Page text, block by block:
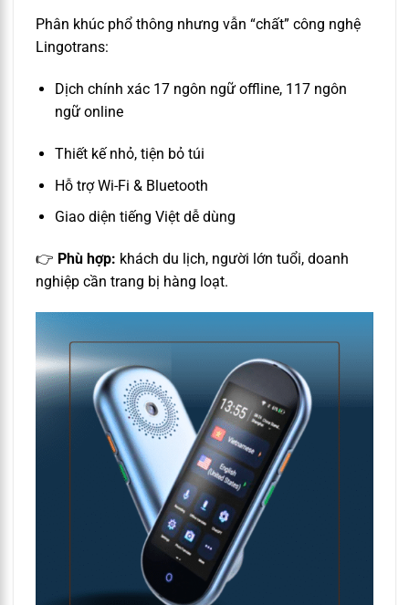
Phân khúc phổ thông nhưng vẫn “chất” công nghệ
Lingotrans:
Dịch chính xác 17 ngôn ngữ offline, 117 ngôn
ngữ online
Thiết kế nhỏ, tiện bỏ túi
Hỗ trợ Wi-Fi & Bluetooth
Giao diện tiếng Việt dễ dùng
👉 Phù hợp: khách du lịch, người lớn tuổi, doanh
nghiệp cần trang bị hàng loạt.